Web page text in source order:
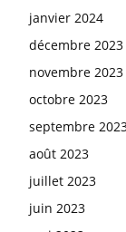
janvier 2024
décembre 2023
novembre 2023
octobre 2023
septembre
août 2023
juillet 2023
juin 2023